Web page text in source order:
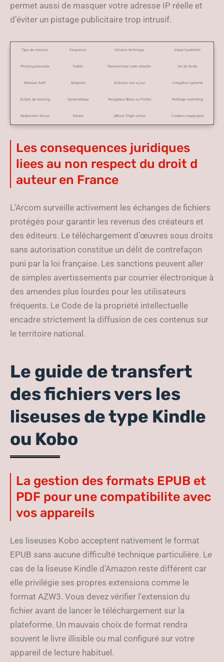
permet aussi de masquer votre adresse IP réelle et
d’éviter un pistage publicitaire trop intrusif.
Type de menace Frequence Solution technique Impact potentiel
Phishing bancaire Faible Paiement par carte virtuelle Vol de fonds
Malware furtif Moyenne Antivirus mis a jour Corruption systeme
Scripts de tracking Systematique Navigateur Brave ou Firefox Profilage marketing
Redirection forcee Elevee uBlock Origin active Contenu inapproprié
Les consequences juridiques
liees au non respect du droit d
auteur en France
L’Arcom surveille activement les échanges de fichiers
protégés pour garantir les revenus des créateurs et
des éditeurs. Le téléchargement d’œuvres sous droits
sans autorisation constitue un délit de contrefaçon
puni par la loi française. Les sanctions peuvent aller
de simples avertissements par courrier électronique à
des amendes plus lourdes pour les utilisateurs
fréquents. Le Code de la propriété intellectuelle
encadre strictement la diffusion de ces contenus sur
le territoire national.
Le guide de transfert
des fichiers vers les
liseuses de type Kindle
ou Kobo
La gestion des formats EPUB et
PDF pour une compatibilite avec
vos appareils
Les liseuses Kobo acceptent nativement le format
EPUB sans aucune difficulté technique particulière. Le
cas de la liseuse Kindle d’Amazon reste différent car
elle privilégie ses propres extensions comme le
format AZW3. Vous devez vérifier l’extension du
fichier avant de lancer le téléchargement sur la
plateforme. Un mauvais choix de format rendra
souvent le livre illisible ou mal configuré sur votre
appareil de lecture habituel.